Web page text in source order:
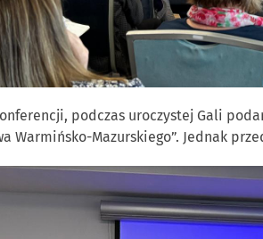
podczas uroczystej Gali
Warmińsko-Mazurskiego”. Jednak